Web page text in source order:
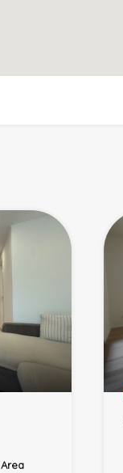
Area